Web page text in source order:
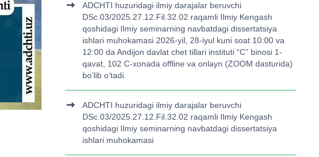
ADCHTI huzuridagi ilmiy darajalar beruvchi
DSc.03/2025.27.12.Fil.32.02 raqamli Ilmiy Kengash
qoshidagi Ilmiy seminarning navbatdagi dissertatsiya
ishlari muhokamasi 2026-yil, 28-iyul kuni soat 10:00 va
12:00 da Andijon davlat chet tillari instituti “C” binosi 1-
qavat, 102 C-xonada offline va onlayn (ZOOM dasturida)
bo‘lib o‘tadi.
ADCHTI huzuridagi ilmiy darajalar beruvchi
DSc.03/2025.27.12.Fil.32.02 raqamli Ilmiy Kengash
qoshidagi Ilmiy seminarning navbatdagi dissertatsiya
ishlari muhokamasi